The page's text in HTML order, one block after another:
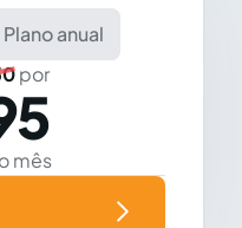
Plano anual
por
mês